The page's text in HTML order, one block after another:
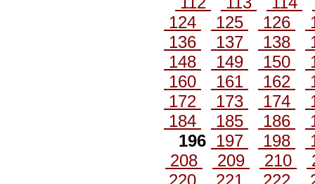
124
125 126
136
137 138
148
149 150
160
161 162
172
173 174
184
185 186
196 197 198
208
209 210
220
221 222